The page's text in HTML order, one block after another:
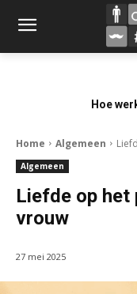
Hoe
Home Algemeen
Algemeen
Liefde op het
vrouw
27 mei 2025